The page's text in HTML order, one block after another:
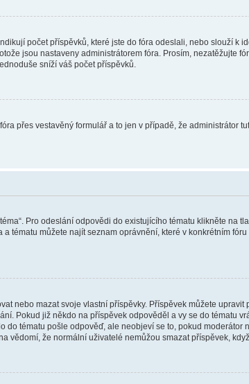
počet příspěvků, které jste do fóra odeslali, nebo slouží k
jsou nastaveny administrátorem fóra. Prosím, nezatěžujte
sníží váš počet příspěvků.
přes vestavěný formulář a to jen v případě, že administrátor
Pro odeslání odpovědi do existujícího tématu klikněte na
tématu můžete najít seznam oprávnění, které v konkrétním
nebo mazat svoje vlastní příspěvky. Příspěvek můžete upravit
Pokud již někdo na příspěvek odpověděl a vy se do tématu
do tématu pošle odpověď, ale neobjeví se to, pokud
vědomí, že normální uživatelé nemůžou smazat příspěvek,